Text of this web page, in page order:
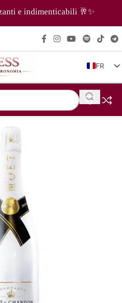
e indimenticabili 🥂✨
FR
IT
EN
DE